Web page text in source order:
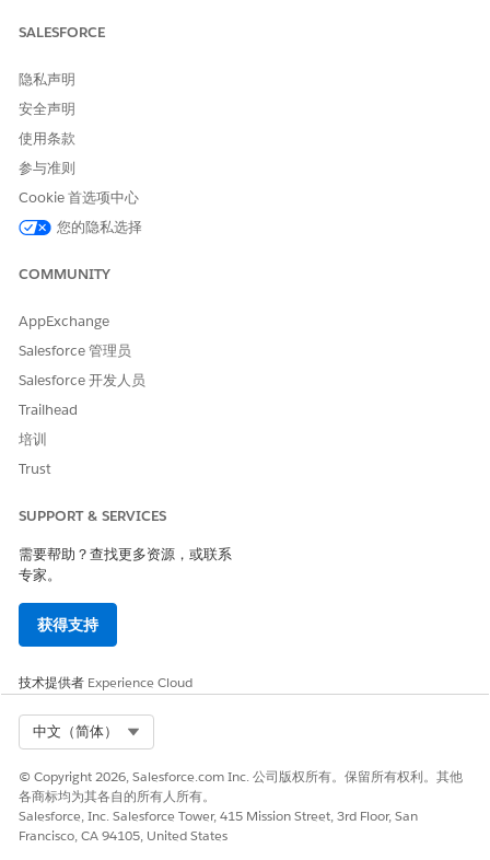
要使轮班段类型下拉菜单显示轮班段，选择
工作表示使用面向客户的渠道，例如电子邮件或聊天。
非工作表示工作附近的活动，例如团队会议或培训。
休息表示午休或更短的休息。
选择服务在线状态。此字段表示在此轮班段期间为支持代表分配
的工作活动。
段相关联的服务在线状态下工作的分钟数。如果支持代表在已分
不合规。规划员会在团队管理视图中收到通知。
不合规指示器以红色显示，因此不要选择红色。
创建轮班段类型后，将其添加到可分配给支持代表的轮班段。
SALESFORCE
隐私声明
安全声明
使用条款
参与准则
Cookie 首选项中心
您的隐私选择
COMMUNITY
AppExchange
Salesforce 管理员
Salesforce 开发人员
Trailhead
培训
Trust
SUPPORT & SERVICES
需要帮助？查找更多资源，或联系
专家。
获得支持
技术提供者 Experience Cloud
中文（简体）
© Copyright 2026, Salesforce.com Inc. 公司版权所有。保留所有权利。其他
各商标均为其各自的所有人所有。
Salesforce, Inc. Salesforce Tower, 415 Mission Street, 3rd Floor, San
Francisco, CA 94105, United States